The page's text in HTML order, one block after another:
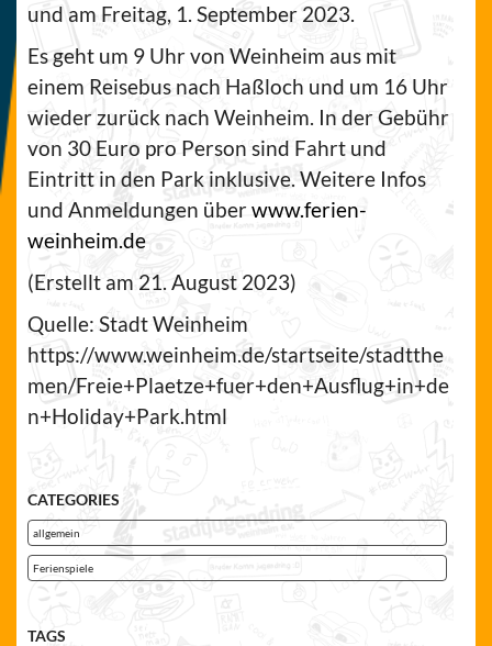
und am Freitag, 1. September 2023.
Es geht um 9 Uhr von Weinheim aus mit
einem Reisebus nach Haßloch und um 16 Uhr
wieder zurück nach Weinheim. In der Gebühr
von 30 Euro pro Person sind Fahrt und
Eintritt in den Park inklusive. Weitere Infos
und Anmeldungen überwww.ferien-
weinheim.de
(Erstellt am 21. August 2023)
Quelle: Stadt Weinheim
https://www.weinheim.de/startseite/stadtthe
men/Freie+Plaetze+fuer+den+Ausflug+in+de
n+Holiday+Park.html
CATEGORIES
allgemein
Ferienspiele
TAGS